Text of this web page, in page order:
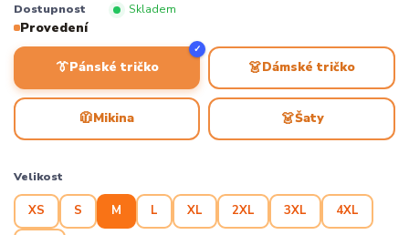
Dostupnost Skladem
Provedení
👔Pánské tričko
✓
👗Dámské tričko
🧥Mikina 👗Šaty
Velikost
XS S M L XL 2XL 3XL 4XL